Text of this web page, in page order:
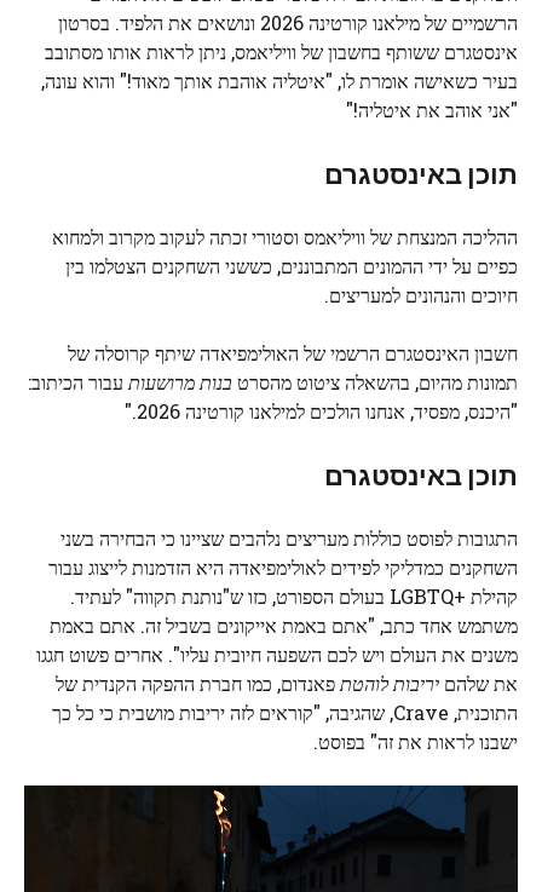
הרשמיים של מילאנו קורטינה 2026 ונושאים את הלפיד. בסרטון
אינסטגרם ששותף בחשבון של וויליאמס, ניתן לראות אותו מסתובב
בעיר כשאישה אומרת לו, "איטליה אוהבת אותך מאוד!" והוא עונה,
"אני אוהב את איטליה!"
תוכן באינסטגרם
ההליכה המנצחת של וויליאמס וסטורי זכתה לעקוב מקרוב ולמחוא
כפיים על ידי ההמונים המתבוננים, כששני השחקנים הצטלמו בין
חיוכים והנהונים למעריצים.
חשבון האינסטגרם הרשמי של האולימפיאדה שיתף קרוסלה של
תמונות מהיום, בהשאלה ציטוט מהסרט בנות מרושעותעבור הכיתוב:
"היכנס, מפסיד, אנחנו הולכים למילאנו קורטינה 2026."
תוכן באינסטגרם
התגובות לפוסט כוללות מעריצים נלהבים שציינו כי הבחירה בשני
השחקנים כמדליקי לפידים לאולימפיאדה היא הזדמנות לייצוג עבור
קהילת +LGBTQ בעולם הספורט, כזו ש"נותנת תקווה" לעתיד.
משתמש אחד כתב, "אתם באמת אייקונים בשביל זה. אתם באמת
משנים את העולם ויש לכם השפעה חיובית עליו". אחרים פשוט חגגו
את שלהם יריבות לוהטתפאנדום, כמו חברת ההפקה הקנדית של
התוכנית, Crave, שהגיבה, "קוראים לזה יריבות מושבית כי כל כך
ישבנו לראות את זה" בפוסט.